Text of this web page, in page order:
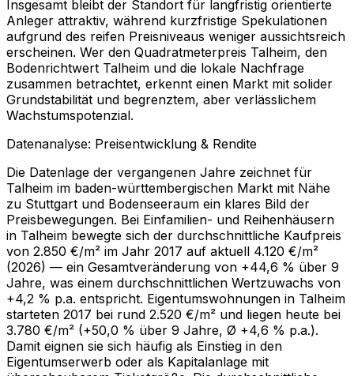
Insgesamt bleibt der Standort für langfristig orientierte
Anleger attraktiv, während kurzfristige Spekulationen
aufgrund des reifen Preisniveaus weniger aussichtsreich
erscheinen. Wer den Quadratmeterpreis Talheim, den
Bodenrichtwert Talheim und die lokale Nachfrage
zusammen betrachtet, erkennt einen Markt mit solider
Grundstabilität und begrenztem, aber verlässlichem
Wachstumspotenzial.
Datenanalyse: Preisentwicklung & Rendite
Die Datenlage der vergangenen Jahre zeichnet für
Talheim im baden-württembergischen Markt mit Nähe
zu Stuttgart und Bodenseeraum ein klares Bild der
Preisbewegungen. Bei Einfamilien- und Reihenhäusern
in Talheim bewegte sich der durchschnittliche Kaufpreis
von 2.850 €/m² im Jahr 2017 auf aktuell 4.120 €/m²
(2026) — ein Gesamtveränderung von +44,6 % über 9
Jahre, was einem durchschnittlichen Wertzuwachs von
+4,2 % p.a. entspricht. Eigentumswohnungen in Talheim
starteten 2017 bei rund 2.520 €/m² und liegen heute bei
3.780 €/m² (+50,0 % über 9 Jahre, Ø +4,6 % p.a.).
Damit eignen sie sich häufig als Einstieg in den
Eigentumserwerb oder als Kapitalanlage mit